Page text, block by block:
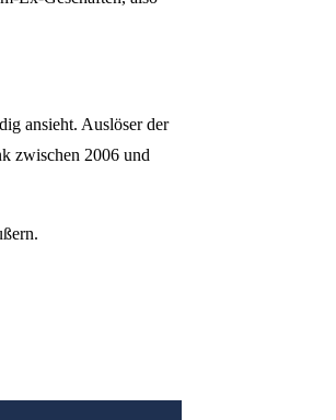
ansieht. Auslöser der
zwischen 2006 und